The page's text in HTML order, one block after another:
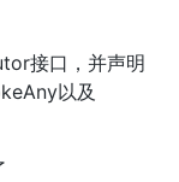
接口，并声明
以及